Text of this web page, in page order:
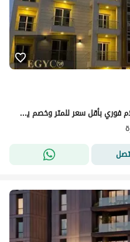
شقه 222 متر للبيع بجاردن خاصة استلام فوري بأقل سعر للمتر وخصم يصل الي 50% أمام حي السفارات داخل العاصمة الاداريه في ال R7